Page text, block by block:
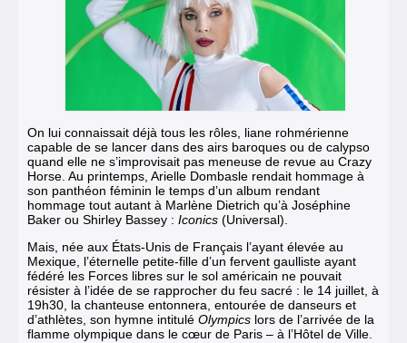
On lui connaissait déjà tous les rôles, liane rohmérienne
capable de se lancer dans des airs baroques ou de calypso
quand elle ne s’improvisait pas meneuse de revue au Crazy
Horse. Au printemps, Arielle Dombasle rendait hommage à
son panthéon féminin le temps d’un album rendant
hommage tout autant à Marlène Dietrich qu’à Joséphine
Baker ou Shirley Bassey : Iconics (Universal).
Mais, née aux États-Unis de Français l’ayant élevée au
Mexique, l’éternelle petite-fille d’un fervent gaulliste ayant
fédéré les Forces libres sur le sol américain ne pouvait
résister à l’idée de se rapprocher du feu sacré : le 14 juillet, à
19h30, la chanteuse entonnera, entourée de danseurs et
d’athlètes, son hymne intitulé Olympics lors de l’arrivée de la
flamme olympique dans le cœur de Paris – à l’Hôtel de Ville.